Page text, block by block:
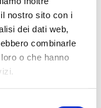
nostro sito con i
dei dati web,
combinarle
o che hanno